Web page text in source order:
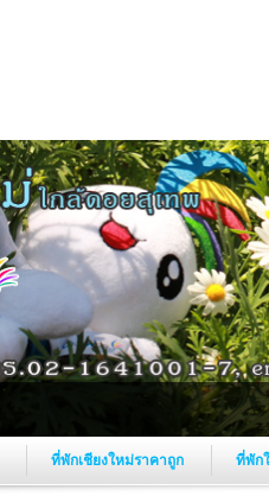
ที่พักเชียงใหม่ราคาถูก ที่พัก